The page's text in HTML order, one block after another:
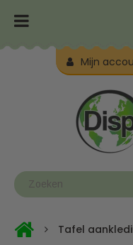
Mijn
Tafel